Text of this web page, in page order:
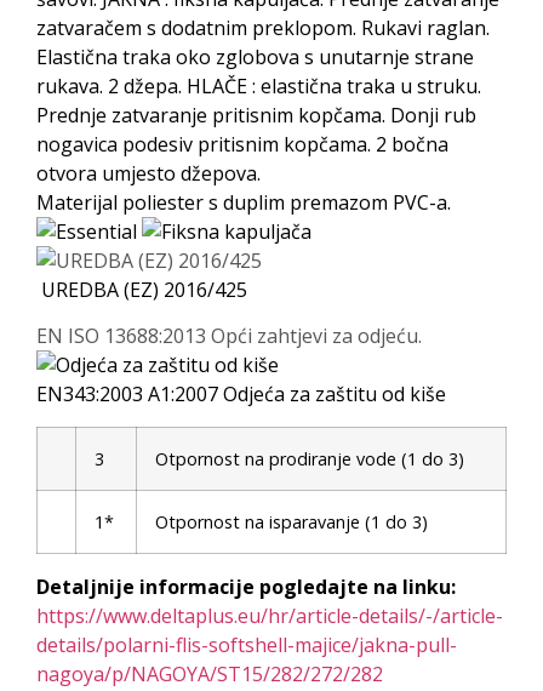
zatvaračem s dodatnim preklopom. Rukavi raglan.
Elastična traka oko zglobova s unutarnje strane
rukava. 2 džepa. HLAČE : elastična traka u struku.
Prednje zatvaranje pritisnim kopčama. Donji rub
nogavica podesiv pritisnim kopčama. 2 bočna
otvora umjesto džepova.
Materijal poliester s duplim premazom PVC-a.
UREDBA (EZ) 2016/425
EN ISO 13688:2013 Opći zahtjevi za odjeću.
EN343:2003 A1:2007 Odjeća za zaštitu od kiše
3 Otpornost na prodiranje vode (1 do 3)
1* Otpornost na isparavanje (1 do 3)
Detaljnije informacije pogledajte na linku:
https://www.deltaplus.eu/hr/article-details/-/article-
details/polarni-flis-softshell-majice/jakna-pull-
nagoya/p/NAGOYA/ST15/282/272/282